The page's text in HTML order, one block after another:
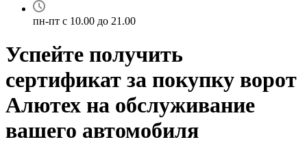
пн-пт c 10.00 до 21.00
Успейте получить
сертификат за покупку ворот
Алютех на обслуживание
вашего автомобиля